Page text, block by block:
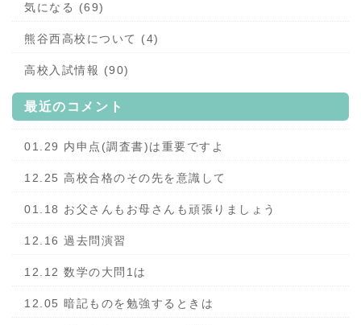
気になる (69)
熊谷西高校について (4)
高校入試情報 (90)
最近のコメント
01.29 内申点(調査書)は重要ですよ
12.25 高校合格のその先を意識して
01.18 お父さんもお母さんも頑張りましょう
12.16 過去問演習
12.12 数学の大問1は
12.05 暗記ものを勉強するときは